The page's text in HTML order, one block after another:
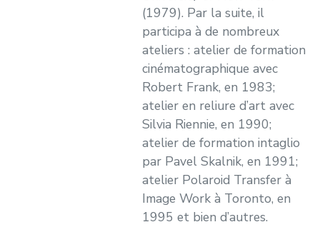
(1979). Par la suite, il
participa à de nombreux
ateliers : atelier de formation
cinématographique avec
Robert Frank, en 1983;
atelier en reliure d’art avec
Silvia Riennie, en 1990;
atelier de formation intaglio
par Pavel Skalnik, en 1991;
atelier Polaroid Transfer à
Image Work à Toronto, en
1995 et bien d’autres.